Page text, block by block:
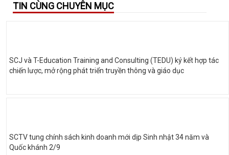
TIN CÙNG CHUYÊN MỤC
SCJ và T-Education Training and Consulting (TEDU) ký kết hợp tác
chiến lược, mở rộng phát triển truyền thông và giáo dục
SCTV tung chính sách kinh doanh mới dịp Sinh nhật 34 năm và
Quốc khánh 2/9